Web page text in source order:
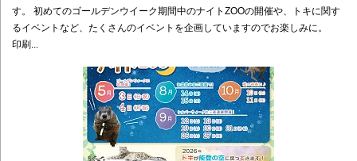
す。 初めてのゴールデンウイーク期間中のナイトZOOの開催や、トキに関す
るイベントなど、たくさんのイベントを企画していますのでお楽しみに。
印刷...